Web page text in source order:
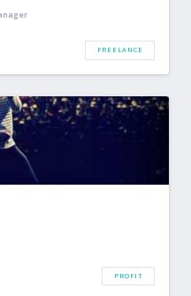
FREELANCE
PROFIT